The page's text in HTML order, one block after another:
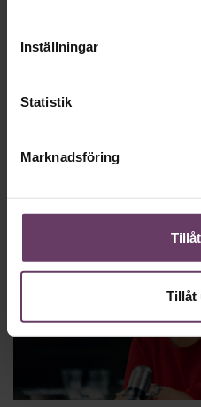
Inställningar
Statistik
Marknadsföring
Tillåt
förknippat med
Det här med att ”vi måste
"tack för din idé, vi marinerar
egentligen betyder...